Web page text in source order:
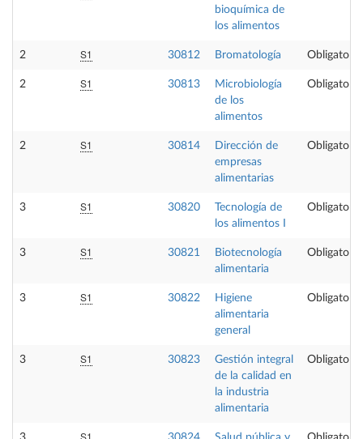
bioquímica de
los alimentos
2 S1 30812 Bromatología Obligatoria
2 S1 30813
Microbiología
de los
alimentos
Obligatoria
2 S1 30814
Dirección de
empresas
alimentarias
Obligatoria
3 S1 30820
Tecnología de
los alimentos I
Obligatoria
3 S1 30821
Biotecnología
alimentaria
Obligatoria
3 S1 30822
Higiene
alimentaria
general
Obligatoria
3 S1 30823
Gestión integral
de la calidad en
la industria
alimentaria
Obligatoria
S1